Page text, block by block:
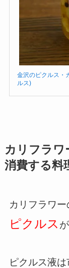
金沢のピクルス・
ルス)
カリフラワ
消費する料
カリフラワ
ピクルス
ピクルス液